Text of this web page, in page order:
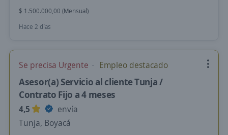
$ 1.500.000,00 (Mensual)
Hace 2 días
Se precisa Urgente Empleo destacado
Asesor(a) Servicio al cliente Tunja /
Contrato Fijo a 4 meses
4,5
envía
Tunja, Boyacá